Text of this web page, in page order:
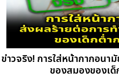
ข่าวจริง! การใส่หน้ากากอนา
ของสมองของเด็